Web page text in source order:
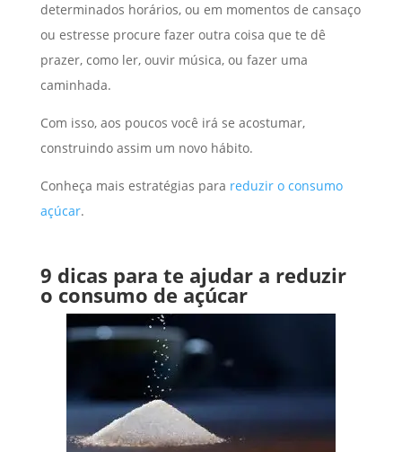
determinados horários, ou em momentos de cansaço
ou estresse procure fazer outra coisa que te dê
prazer, como ler, ouvir música, ou fazer uma
caminhada.
Com isso, aos poucos você irá se acostumar,
construindo assim um novo hábito.
Conheça mais estratégias para reduzir o consumo
açúcar.
9 dicas para te ajudar a reduzir
o consumo de açúcar